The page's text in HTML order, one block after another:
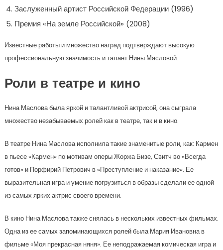
Заслуженный артист Российской Федерации (1996)
Премия «На земле Российской» (2008)
Известные работы и множество наград подтверждают высокую
профессиональную значимость и талант Нины Масловой.
Роли в театре и кино
Нина Маслова была яркой и талантливой актрисой, она сыграла
множество незабываемых ролей как в театре, так и в кино.
В театре Нина Маслова исполнила такие знаменитые роли, как: Кармен
в пьесе «Кармен» по мотивам оперы Жоржа Бизе, Свитч во «Всегда
готов» и Порфирий Петрович в «Преступление и наказание». Ее
выразительная игра и умение погрузиться в образы сделали ее одной
из самых ярких актрис своего времени.
В кино Нина Маслова также снялась в нескольких известных фильмах.
Одна из ее самых запоминающихся ролей была Мария Ивановна в
фильме «Моя прекрасная няня». Ее неподражаемая комическая игра и